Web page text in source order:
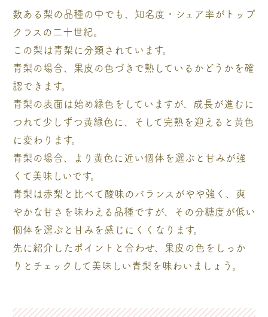
数ある梨の品種の中でも、知名度・シェア率がトップ
クラスの二十世紀。
この梨は青梨に分類されています。
青梨の場合、果皮の色づきで熟しているかどうかを確
認できます。
青梨の表面は始め緑色をしていますが、成長が進むに
つれて少しずつ黄緑色に、そして完熟を迎えると黄色
に変わります。
青梨の場合、より黄色に近い個体を選ぶと甘みが強
くて美味しいです。
青梨は赤梨と比べて酸味のバランスがやや強く、爽
やかな甘さを味わえる品種ですが、その分糖度が低い
個体を選ぶと甘みを感じにくくなります。
先に紹介したポイントと合わせ、果皮の色をしっか
りとチェックして美味しい青梨を味わいましょう。